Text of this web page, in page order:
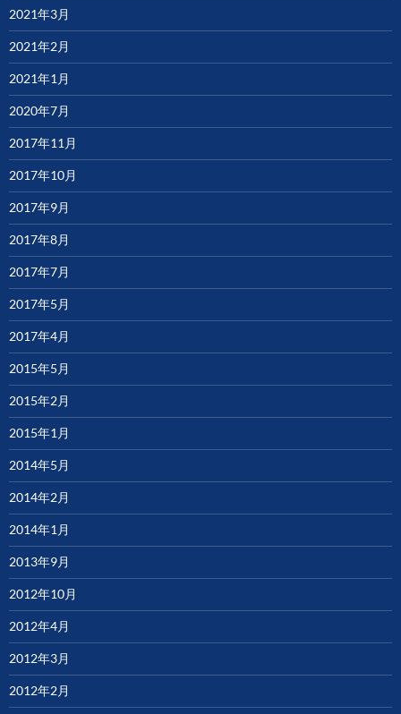
2021年3月
2021年2月
2021年1月
2020年7月
2017年11月
2017年10月
2017年9月
2017年8月
2017年7月
2017年5月
2017年4月
2015年5月
2015年2月
2015年1月
2014年5月
2014年2月
2014年1月
2013年9月
2012年10月
2012年4月
2012年3月
2012年2月